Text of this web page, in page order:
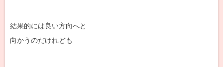
結果的には良い方向へと
向かうのだけれども